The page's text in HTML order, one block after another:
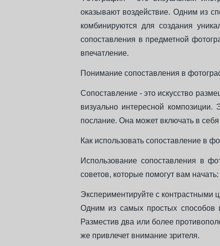
оказывают воздействие. Одним из
комбинируются для создания
сопоставления в предметной
впечатление.
Понимание сопоставления в
Сопоставление - это искусство
визуально интересной
послание. Она может включать в
Как использовать сопоставление в
Использование сопоставления в
советов, которые помогут вам начать:
Экспериментируйте с контрастными
Одним из самых простых способов
Разместив два или более
же привлечет внимание зрителя.